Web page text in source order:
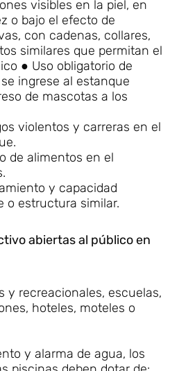
visibles en la piel, en
o bajo el efecto de
con cadenas, collares,
similares que permitan el
● Uso obligatorio de
ingrese al estanque
de mascotas a los
violentos y carreras en el
de alimentos en el
y capacidad
o estructura similar.
abiertas al público en
y recreacionales, escuelas,
hoteles, moteles o
y alarma de agua, los